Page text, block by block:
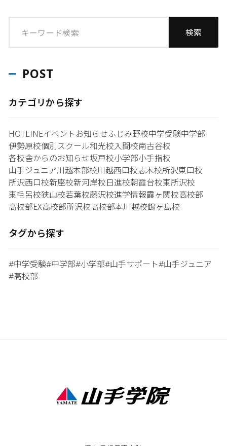
POST
カテゴリから探す
HOTLINEイベントお知らせふじみ野校中学受験中学部
伊勢原校個別スクール和光校入間校南古谷校
各校舎からのお知らせ坂戸校小学部小手指校
山手ジュニア川越本部校川越西口校志木校所沢東口校
所沢西口校新座校新河岸校日進校朝霞台校東所沢校
東毛呂校狭山校若葉校藤沢校進学情報霞ヶ関校高校部
高校部EX高校部所沢校高校部本川越校鶴ヶ島校
タグから探す
#中学受験#中学部#小学部#山手サポート#山手ジュニア
#高校部